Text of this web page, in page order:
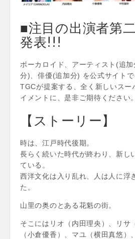
■注目の出演者第
発表!!!
ボーカロイド、アーティスト(追
分)、俳優(追加分) を公式サイトで
TGCが提案する、全く新しいスー
イメントに、是非ご期待ください。
【ストーリー】
時は、江戸時代後期。
長らく続いた時代が終わり、新し
ている。
西洋文化は入り乱れ、人は人に浮
た。
山里の奥のとある花魁の街。
そこにはリオ（内田理央）、リサ
（小倉優香）、マユ（横田真悠）